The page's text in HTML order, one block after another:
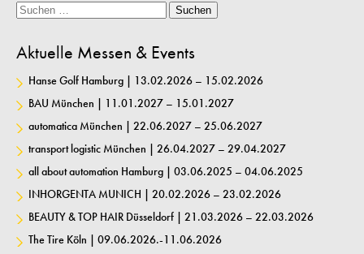
Suche Suchen
Aktuelle Messen & Events
Hanse Golf Hamburg | 13.02.2026 – 15.02.2026
BAU München | 11.01.2027 – 15.01.2027
automatica München | 22.06.2027 – 25.06.2027
transport logistic München | 26.04.2027 – 29.04.2027
all about automation Hamburg | 03.06.2025 – 04.06.2025
INHORGENTA MUNICH | 20.02.2026 – 23.02.2026
BEAUTY & TOP HAIR Düsseldorf | 21.03.2026 – 22.03.2026
The Tire Köln | 09.06.2026.-11.06.2026